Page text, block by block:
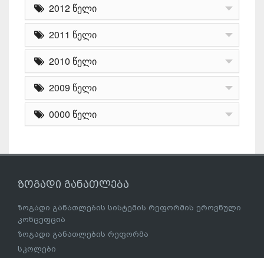
2012 წელი
2011 წელი
2010 წელი
2009 წელი
0000 წელი
ზოგადი განათლება
ზოგადი განათლების სისტემის რეფორმის ეროვნული
კონცეფცია
ზოგადი განათლების რეფორმა
სკოლები